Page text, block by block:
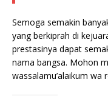
Semoga semakin
yang berkiprah di
prestasinya dapat
nama bangsa. Mohon
wassalamu’alaikum